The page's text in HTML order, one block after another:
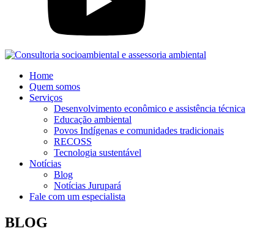
Home
Quem somos
Serviços
Desenvolvimento econômico e assistência técnica
Educação ambiental
Povos Indígenas e comunidades tradicionais
RECOSS
Tecnologia sustentável
Notícias
Blog
Notícias Jurupará
Fale com um especialista
BLOG